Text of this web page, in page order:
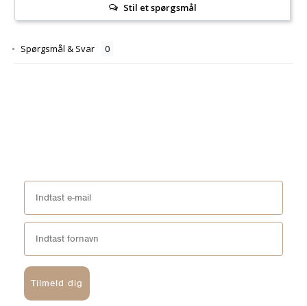
Stil et spørgsmål
Spørgsmål & Svar
Tilmeld dig